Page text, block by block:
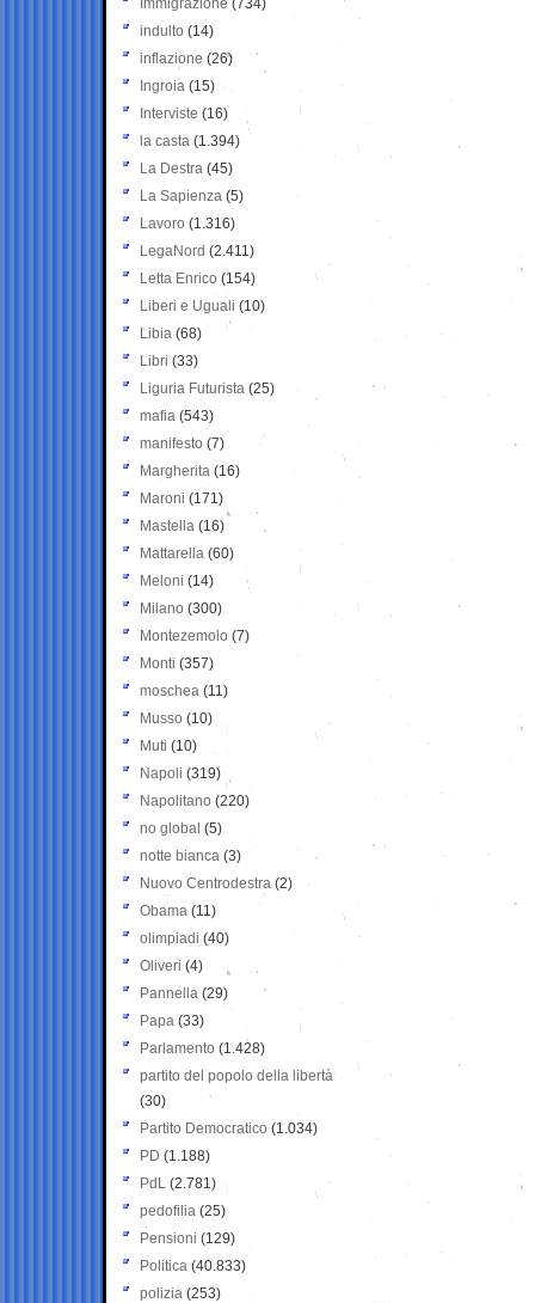
Immigrazione (734)
indulto (14)
inflazione (26)
Ingroia (15)
Interviste (16)
la casta (1.394)
La Destra (45)
La Sapienza (5)
Lavoro (1.316)
LegaNord (2.411)
Letta Enrico (154)
Liberi e Uguali (10)
Libia (68)
Libri (33)
Liguria Futurista (25)
mafia (543)
manifesto (7)
Margherita (16)
Maroni (171)
Mastella (16)
Mattarella (60)
Meloni (14)
Milano (300)
Montezemolo (7)
Monti (357)
moschea (11)
Musso (10)
Muti (10)
Napoli (319)
Napolitano (220)
no global (5)
notte bianca (3)
Nuovo Centrodestra (2)
Obama (11)
olimpiadi (40)
Oliveri (4)
Pannella (29)
Papa (33)
Parlamento (1.428)
partito del popolo della libertà
(30)
Partito Democratico (1.034)
PD (1.188)
PdL (2.781)
pedofilia (25)
Pensioni (129)
Politica (40.833)
polizia (253)